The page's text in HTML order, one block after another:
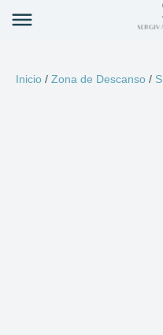
Inicio / Zona de Descanso /